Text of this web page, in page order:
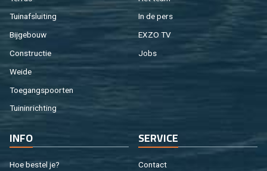
Tuin­af­slui­ting
Bij­ge­bouw
Con­struc­tie
Weide
Toe­gangs­poor­ten
Tuin­in­rich­ting
In de pers
EXZO TV
Jobs
INFO
Hoe be­stel je?
SER­VI­CE
Con­tact